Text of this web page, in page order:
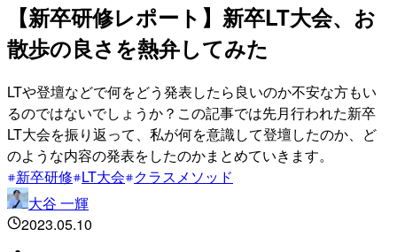
【新卒研修レポート】新卒LT大会、お
散歩の良さを熱弁してみた
LTや登壇などで何をどう発表したら良いのか不安な方もい
るのではないでしょうか？この記事では先月行われた新卒
LT大会を振り返って、私が何を意識して登壇したのか、ど
のような内容の発表をしたのかまとめていきます。
新卒研修 LT大会 クラスメソッド
大谷 一輝
2023.05.10